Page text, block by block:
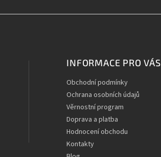
INFORMACE PRO VÁS
Obchodní podmínky
Ochrana osobních údajů
Věrnostní program
Doprava a platba
Hodnocení obchodu
Kontakty